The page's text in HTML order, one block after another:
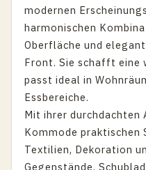
modernen
harmonischen
Oberfläche und
Front. Sie schafft eine
passt ideal in
Essbereiche.
Mit ihrer
Kommode praktischen
Textilien, Dekoration
Gegenstände.